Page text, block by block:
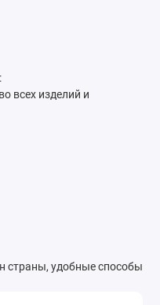
всех изделий и
страны, удобные способы